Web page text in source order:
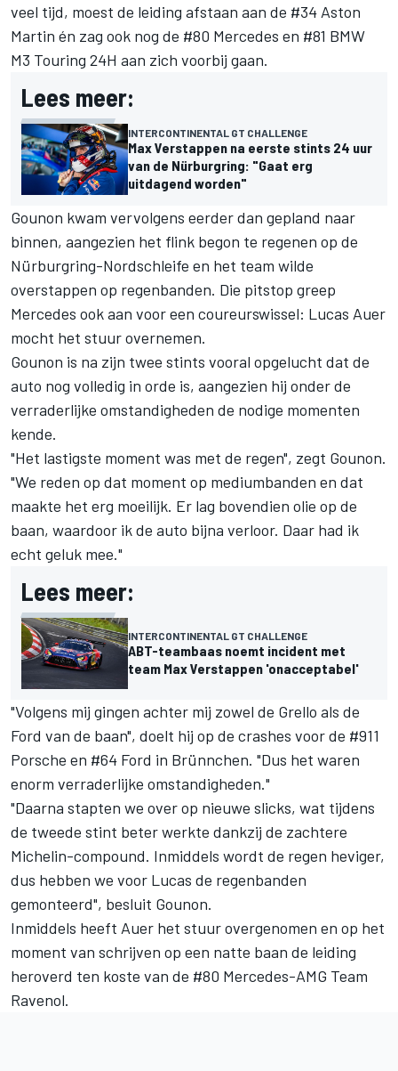
veel tijd, moest de leiding afstaan aan de #34 Aston
Martin én zag ook nog de #80 Mercedes en #81 BMW
M3 Touring 24H aan zich voorbij gaan.
Lees meer:
INTERCONTINENTAL GT CHALLENGE
Max Verstappen na eerste stints 24 uur
van de Nürburgring: "Gaat erg
uitdagend worden"
Gounon kwam vervolgens eerder dan gepland naar
binnen, aangezien het flink begon te regenen op de
Nürburgring-Nordschleife en het team wilde
overstappen op regenbanden. Die pitstop greep
Mercedes ook aan voor een coureurswissel: Lucas Auer
mocht het stuur overnemen.
Gounon is na zijn twee stints vooral opgelucht dat de
auto nog volledig in orde is, aangezien hij onder de
verraderlijke omstandigheden de nodige momenten
kende.
"Het lastigste moment was met de regen", zegt Gounon.
"We reden op dat moment op mediumbanden en dat
maakte het erg moeilijk. Er lag bovendien olie op de
baan, waardoor ik de auto bijna verloor. Daar had ik
echt geluk mee."
Lees meer:
INTERCONTINENTAL GT CHALLENGE
ABT-teambaas noemt incident met
team Max Verstappen 'onacceptabel'
"Volgens mij gingen achter mij zowel de Grello als de
Ford van de baan", doelt hij op de crashes voor de #911
Porsche en #64 Ford in Brünnchen. "Dus het waren
enorm verraderlijke omstandigheden."
"Daarna stapten we over op nieuwe slicks, wat tijdens
de tweede stint beter werkte dankzij de zachtere
Michelin-compound. Inmiddels wordt de regen heviger,
dus hebben we voor Lucas de regenbanden
gemonteerd", besluit Gounon.
Inmiddels heeft Auer het stuur overgenomen en op het
moment van schrijven op een natte baan de leiding
heroverd ten koste van de #80 Mercedes-AMG Team
Ravenol.